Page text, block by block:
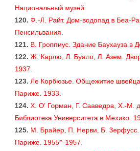
Национальный музей.
120. Ф.-Л. Райт. Дом-водопад в Беа-
Пенсильвания.
121. В. Гроппиус. Здание Баухауза в
122. Ж. Карлю, Л. Буало, Л. Азем.
1937.
123. Ле Корбюзье. Общежитие
Париже. 1933.
124. X. О' Горман, Г. Сааведра, Х.-М.
Библиотека Университета в Мехико.
125. М. Брайер, П. Нерви, Б.
Париже. 1955^-1957.